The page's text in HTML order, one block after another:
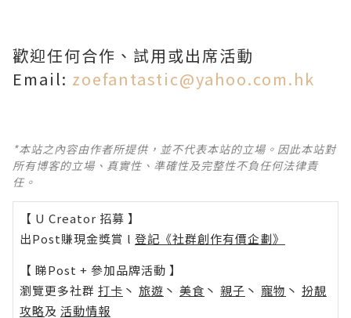
歡迎任何合作、試用或出席活動
Email: zoefantastic@yahoo.com.hk
*本站之內容由作者所提供，並不代表本站的立場。因此本站對
所有博客的立場、真實性、準確性及完整性不負任何法律責
任。
【 U Creator 招募 】
出Post賺現金獎賞 l 登記《社群創作有價企劃》
【 睇Post + 參加品牌活動 】
瀏覽更多社群 打卡 丶 旅遊 丶 美食 丶 親子 丶 寵物 丶 扮靚
攻略及 活動情報